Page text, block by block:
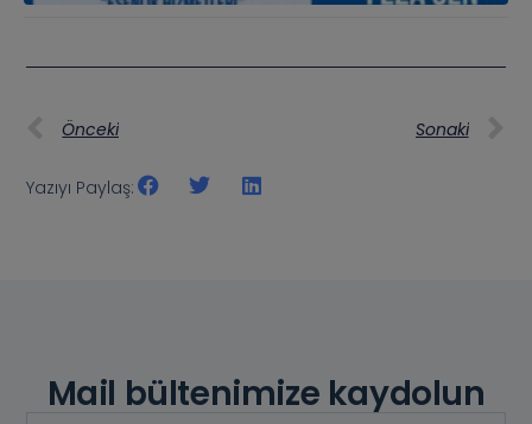
Önceki Sonaki
Yazıyı Paylaş:
Mail bültenimize kaydolun